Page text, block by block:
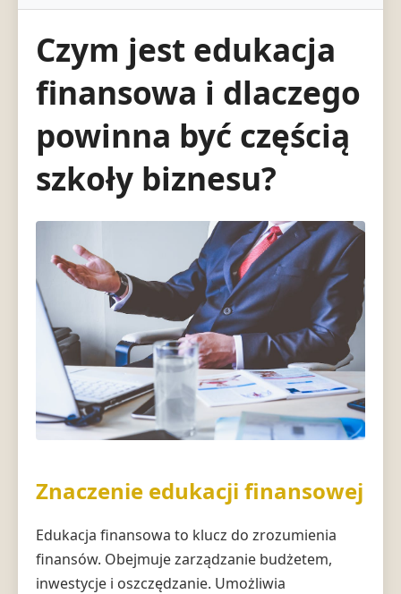
Czym jest edukacja
finansowa i dlaczego
powinna być częścią
szkoły biznesu?
Znaczenie edukacji finansowej
Edukacja finansowa to klucz do zrozumienia
finansów. Obejmuje zarządzanie budżetem,
inwestycje i oszczędzanie. Umożliwia